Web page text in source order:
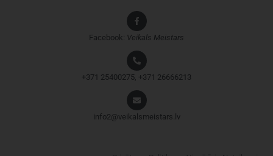
Facebook: Veikals Meistars
+371 25400275, +371 26666213
info2@veikalsmeistars.lv